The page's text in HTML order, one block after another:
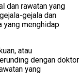
dan rawatan yang
gejala dan
yang menghidap
atau
dengan doktor
yang